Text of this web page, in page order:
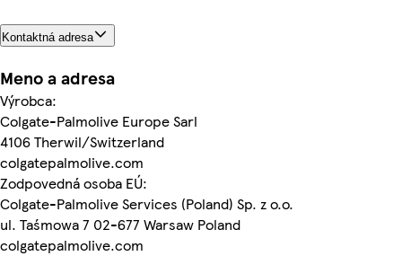
Kontaktná adresa
Meno a adresa
Výrobca:
Colgate-Palmolive Europe Sarl
4106 Therwil/Switzerland
colgatepalmolive.com
Zodpovedná osoba EÚ:
Colgate-Palmolive Services (Poland) Sp. z o.o.
ul. Taśmowa 7 02-677 Warsaw Poland
colgatepalmolive.com